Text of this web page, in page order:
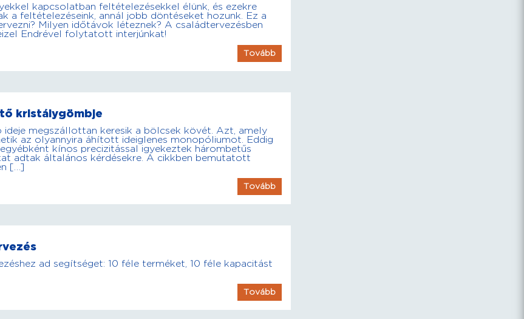
kapcsolatban feltételezésekkel élünk, és ezekre
a feltételezéseink, annál jobb döntéseket hozunk. Ez a
Milyen időtávok léteznek? A családtervezésben
Endrével folytatott interjúnkat!
Tovább
kristálygömbje
ideje megszállottan keresik a bölcsek kövét. Azt, amely
az olyannyira áhított ideiglenes monopóliumot. Eddig
kínos precizitással igyekeztek hárombetűs
adtak általános kérdésekre. A cikkben bemutatott
[…]
Tovább
ad segítséget: 10 féle terméket, 10 féle kapacitást
Tovább